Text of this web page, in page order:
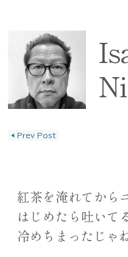
◀ Prev Post
紅茶を淹れてから
はじめたら吐いて
冷めちまったじゃ